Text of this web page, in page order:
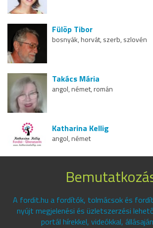
Fülöp Tibor
bosnyák, horvát, szerb, szlovén
Takács Mária
angol, német, román
Katharina Kellig
angol, német
A fordit.hu a fordítók, tolmácsok és
nyújt megjelenési és üzletszerzési
portál hírekkel, videókkal,